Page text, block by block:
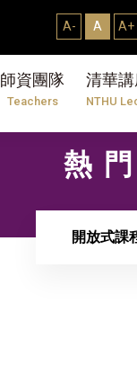
A- A A+
師資團隊
Teachers
清華講
NTHU
熱
開放式課